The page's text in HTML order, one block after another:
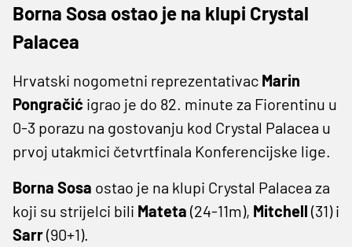
Borna Sosa ostao je na klupi Crystal
Palacea
Hrvatski nogometni reprezentativac Marin
Pongračić igrao je do 82. minute za Fiorentinu u
0-3 porazu na gostovanju kod Crystal Palacea u
prvoj utakmici četvrtfinala Konferencijske lige.
Borna Sosa ostao je na klupi Crystal Palacea za
koji su strijelci bili Mateta (24-11m), Mitchell (31) i
Sarr(90+1).